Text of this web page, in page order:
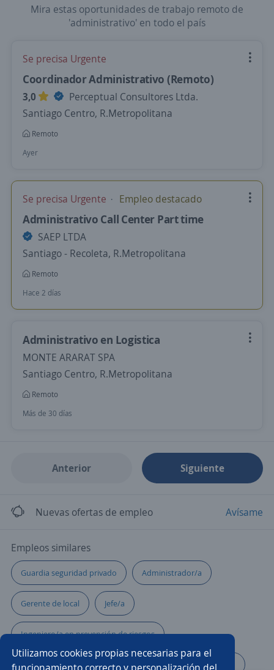
Utilizamos cookies propias necesarias para el
Mira estas oportunidades de trabajo remoto de
'administrativo' en todo el país
Se precisa Urgente
Coordinador Administrativo (Remoto)
3,0
Perceptual Consultores Ltda.
Santiago Centro, R.Metropolitana
Remoto
Ayer
Se precisa Urgente Empleo destacado
Administrativo Call Center Part time
SAEP LTDA
Santiago - Recoleta, R.Metropolitana
Remoto
Hace 2 días
Administrativo en Logistica
MONTE ARARAT SPA
Santiago Centro, R.Metropolitana
Remoto
Más de 30 días
Anterior Siguiente
Nuevas ofertas de empleo Avísame
Empleos similares
Guardia seguridad privado Administrador/a
Gerente de local Jefe/a
Ingeniero/a en prevención de riesgos
Administrativos logísticos Operador/a de excavadora